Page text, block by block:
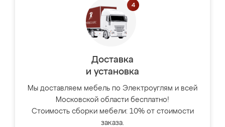
Доставка
и установка
Мы доставляем мебель по Электроуглям и всей
Московской области бесплатно!
Стоимость сборки мебели: 10% от стоимости
заказа.